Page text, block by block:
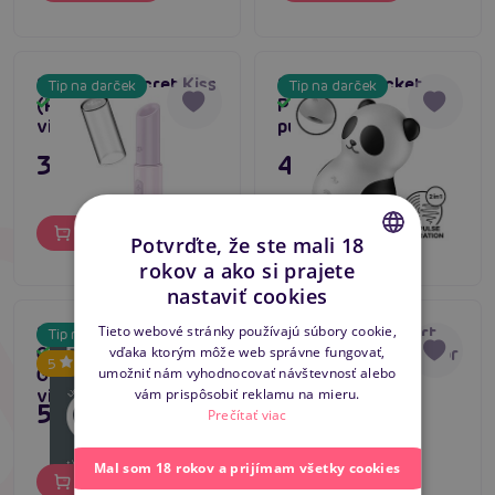
Tip na darček
Satisfyer Secret Kiss
(Rose), pulzný
vibrátor na klitoris
Skladom
39,80 €
Tip na darček
Satisfyer Pocket
Panda (White),
pulzátor klitorisu
Skladom
43,80 €
Do košíka
Tip na darček
5
Satisfyer Pro 2
Generation 3 (Dark
Grey), Liquid Air
vibrátor
Skladom
55,80 €
Pretty Love Smart
OTIS sacie stimulátor
klitorisu
Skladom
59,80 €
Do košíka
CZECH
ENGLISH
Potvrďte, že ste mali 18
rokov a ako si prajete
nastaviť cookies
Tieto webové stránky používajú súbory cookie,
vďaka ktorým môže web správne fungovať,
umožniť nám vyhodnocovať návštevnosť alebo
vám prispôsobiť reklamu na mieru.
Prečítať viac
Mal som 18 rokov a prijímam všetky cookies